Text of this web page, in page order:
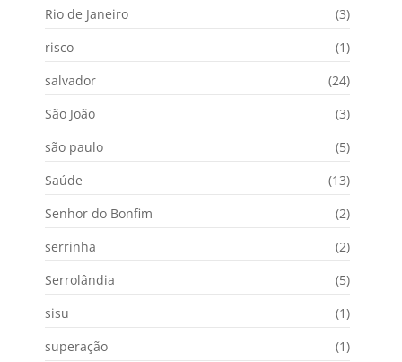
Rio de Janeiro
(3)
risco
(1)
salvador
(24)
São João
(3)
são paulo
(5)
Saúde
(13)
Senhor do Bonfim
(2)
serrinha
(2)
Serrolândia
(5)
sisu
(1)
superação
(1)